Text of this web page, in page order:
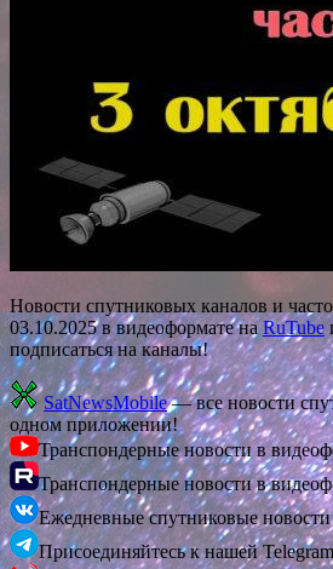
Новости спутниковых каналов и
03.10.2025 в видеоформате наRuTube
подписаться на каналы!
SatNewsMobile— все новости
одном приложении!
Транспондерные новости в
Транспондерные новости в
Ежедневные спутниковые новости
Присоединяйтесь к нашей